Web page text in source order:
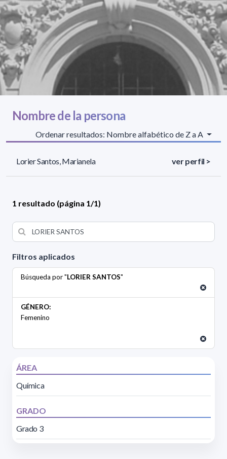
Filtros aplicados
Búsqueda por "LORIER SANTOS"
GÉNERO:
Femenino
ÁREA
Química
GRADO
Grado 3
Nombre de la persona
Ordenar resultados: Nombre alfabético de Z a A
Lorier Santos, Marianela ver perfil >
1 resultado (página 1/1)